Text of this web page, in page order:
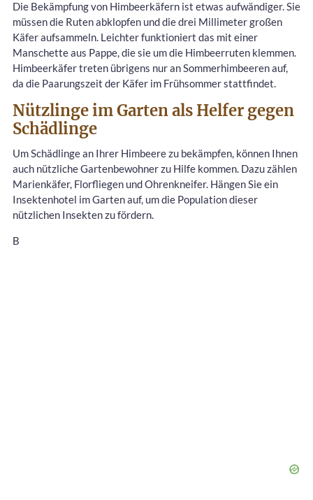
Die Bekämpfung von Himbeerkäfern ist etwas aufwändiger. Sie
müssen die Ruten abklopfen und die drei Millimeter großen
Käfer aufsammeln. Leichter funktioniert das mit einer
Manschette aus Pappe, die sie um die Himbeerruten klemmen.
Himbeerkäfer treten übrigens nur an Sommerhimbeeren auf,
da die Paarungszeit der Käfer im Frühsommer stattfindet.
Nützlinge im Garten als Helfer gegen
Schädlinge
Um Schädlinge an Ihrer Himbeere zu bekämpfen, können Ihnen
auch nützliche Gartenbewohner zu Hilfe kommen. Dazu zählen
Marienkäfer, Florfliegen und Ohrenkneifer. Hängen Sie ein
Insektenhotel im Garten auf, um die Population dieser
nützlichen Insekten zu fördern.
B